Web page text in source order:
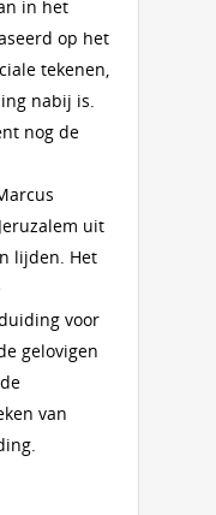
in het
op het
tekenen,
nabij is.
nog de
uit
lijden. Het
voor
gelovigen
van